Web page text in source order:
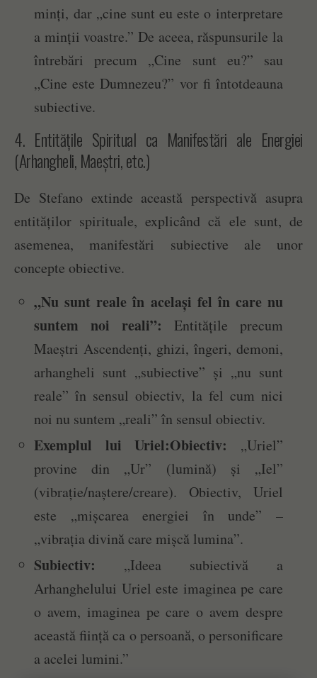
minți, dar „cine sunt eu este o interpretare
a minții voastre.” De aceea, răspunsurile la
întrebări precum „Cine sunt eu?” sau
„Cine este Dumnezeu?” vor fi întotdeauna
subiective.
4. Entitățile Spiritual ca Manifestări ale Energiei
(Arhangheli, Maeștri, etc.)
De Stefano extinde această perspectivă asupra
entităților spirituale, explicând că ele sunt, de
asemenea, manifestări subiective ale unor
concepte obiective.
„Nu sunt reale în același fel în care nu
suntem noi reali”: Entitățile precum
Maeștri Ascendenți, ghizi, îngeri, demoni,
arhangheli sunt „subiective” și „nu sunt
reale” în sensul obiectiv, la fel cum nici
noi nu suntem „reali” în sensul obiectiv.
Exemplul lui Uriel:Obiectiv: „Uriel”
provine din „Ur” (lumină) și „Iel”
(vibrație/naștere/creare). Obiectiv, Uriel
este „mișcarea energiei în unde” –
„vibrația divină care mișcă lumina”.
Subiectiv: „Ideea subiectivă a
Arhanghelului Uriel este imaginea pe care
o avem, imaginea pe care o avem despre
această ființă ca o persoană, o personificare
a acelei lumini.”